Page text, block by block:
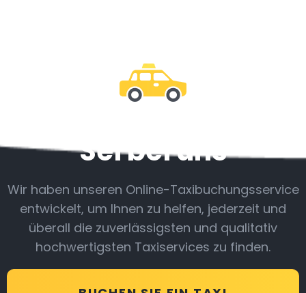
Sei bei uns
Wir haben unseren Online-Taxibuchungsservice
entwickelt, um Ihnen zu helfen, jederzeit und
überall die zuverlässigsten und qualitativ
hochwertigsten Taxiservices zu finden.